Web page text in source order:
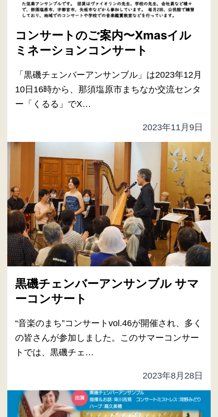
コンサートのご案内〜Xmasイル
ミネーションコンサート
「黒磯チェンバーアンサンブル」は2023年12月
10日16時から、那須塩原市まちなか交流センタ
ー「くるる」でX…
2023年11月9日
黒磯チェンバーアンサンブル サマ
ーコンサート
“音楽のまち”コンサートvol.46が開催され、多く
の皆さんが参加しました。このサマーコンサー
トでは、黒磯チェ…
2023年8月28日